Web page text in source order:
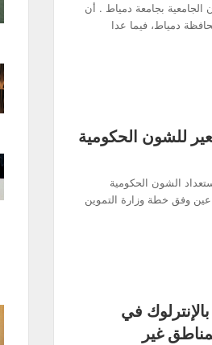
بجامعة دمياط . أن
دمياط، فيما عدا
شعير للشون الحكومية
الشون الحكومية
وفق خطة وزارة التموين
في
غير